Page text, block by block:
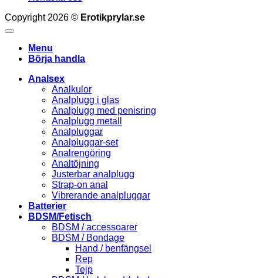
Copyright 2026 © Erotikprylar.se
Menu
Börja handla
Analsex
Analkulor
Analplugg i glas
Analplugg med penisring
Analplugg metall
Analpluggar
Analpluggar-set
Analrengöring
Analtöjning
Justerbar analplugg
Strap-on anal
Vibrerande analpluggar
Batterier
BDSM/Fetisch
BDSM / accessoarer
BDSM / Bondage
Hand / benfängsel
Rep
Tejp